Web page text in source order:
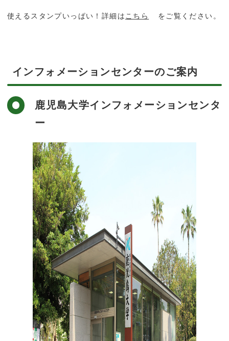
使えるスタンプいっぱい！詳細は こちら をご覧ください。
インフォメーションセンターのご案内
鹿児島大学インフォメーションセンタ
ー